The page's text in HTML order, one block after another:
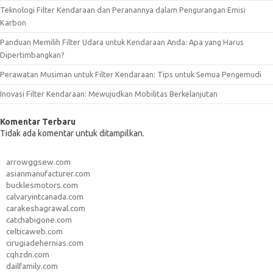
Teknologi Filter Kendaraan dan Peranannya dalam Pengurangan Emisi
Karbon
Panduan Memilih Filter Udara untuk Kendaraan Anda: Apa yang Harus
Dipertimbangkan?
Perawatan Musiman untuk Filter Kendaraan: Tips untuk Semua Pengemudi
Inovasi Filter Kendaraan: Mewujudkan Mobilitas Berkelanjutan
Komentar Terbaru
Tidak ada komentar untuk ditampilkan.
arrowggsew.com
asianmanufacturer.com
bucklesmotors.com
calvaryintcanada.com
carakeshagrawal.com
catchabigone.com
celticaweb.com
cirugiadehernias.com
cqhzdn.com
dailfamily.com